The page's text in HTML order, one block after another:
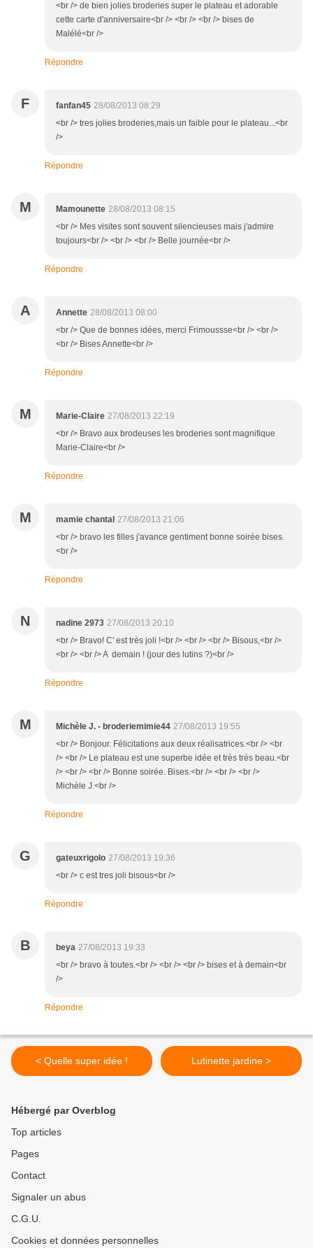
<br /> de bien jolies broderies super le plateau et adorable
cette carte d'anniversaire<br /> <br /> <br /> bises de
Malélé<br />
Répondre
F fanfan45 28/08/2013 08:29
<br /> tres jolies broderies,mais un faible pour le plateau...<br
/>
Répondre
M Mamounette 28/08/2013 08:15
<br /> Mes visites sont souvent silencieuses mais j'admire
toujours<br /> <br /> <br /> Belle journée<br />
Répondre
A Annette 28/08/2013 08:00
<br /> Que de bonnes idées, merci Frimoussse<br /> <br />
<br /> Bises Annette<br />
Répondre
M Marie-Claire 27/08/2013 22:19
<br /> Bravo aux brodeuses les broderies sont magnifique
Marie-Claire<br />
Répondre
M mamie chantal 27/08/2013 21:06
<br /> bravo les filles j'avance gentiment bonne soirée bises.
<br />
Répondre
N nadine 2973 27/08/2013 20:10
<br /> Bravo! C' est très joli !<br /> <br /> <br /> Bisous,<br />
<br /> <br /> A demain ! (jour des lutins ?)<br />
Répondre
M Michèle J. - broderiemimie44 27/08/2013 19:55
<br /> Bonjour. Félicitations aux deux réalisatrices.<br /> <br
/> <br /> Le plateau est une superbe idée et très très beau.<br
/> <br /> <br /> Bonne soirée. Bises.<br /> <br /> <br />
Michèle J.<br />
Répondre
G gateuxrigolo 27/08/2013 19:36
<br /> c est tres joli bisous<br />
Répondre
B beya 27/08/2013 19:33
<br /> bravo à toutes.<br /> <br /> <br /> bises et à demain<br
/>
Répondre
< Quelle super idée ! Lutinette jardine >
Hébergé par Overblog
Top articles
Pages
Contact
Signaler un abus
C.G.U.
Cookies et données personnelles